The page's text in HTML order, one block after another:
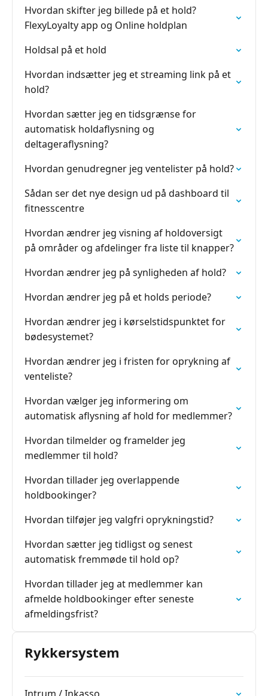
Hvordan skifter jeg billede på et hold?
FlexyLoyalty app og Online holdplan
Holdsal på et hold
Hvordan indsætter jeg et streaming link på et
hold?
Hvordan sætter jeg en tidsgrænse for
automatisk holdaflysning og
deltageraflysning?
Hvordan genudregner jeg ventelister på hold?
Sådan ser det nye design ud på dashboard til
fitnesscentre
Hvordan ændrer jeg visning af holdoversigt
på områder og afdelinger fra liste til knapper?
Hvordan ændrer jeg på synligheden af hold?
Hvordan ændrer jeg på et holds periode?
Hvordan ændrer jeg i kørselstidspunktet for
bødesystemet?
Hvordan ændrer jeg i fristen for oprykning af
venteliste?
Hvordan vælger jeg informering om
automatisk aflysning af hold for medlemmer?
Hvordan tilmelder og framelder jeg
medlemmer til hold?
Hvordan tillader jeg overlappende
holdbookinger?
Hvordan tilføjer jeg valgfri oprykningstid?
Hvordan sætter jeg tidligst og senest
automatisk fremmøde til hold op?
Hvordan tillader jeg at medlemmer kan
afmelde holdbookinger efter seneste
afmeldingsfrist?
Rykkersystem